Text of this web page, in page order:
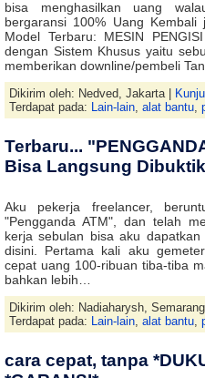
bisa menghasilkan uang
bergaransi 100% Uang
Model Terbaru: MESIN
dengan Sistem Khusus yaitu
memberikan downline/pembeli
Dikirim oleh: Nedved, Jakarta |
Terdapat pada: Lain-lain, alat bantu,
Terbaru...
Bisa Langsung
Aku pekerja freelancer,
"Pengganda ATM", dan telah
kerja sebulan bisa aku
disini. Pertama kali aku
cepat uang 100-ribuan tiba-tiba
bahkan lebih…
Dikirim oleh: Nadiaharysh, Semarang
Terdapat pada: Lain-lain, alat bantu,
cara cepat, tanpa